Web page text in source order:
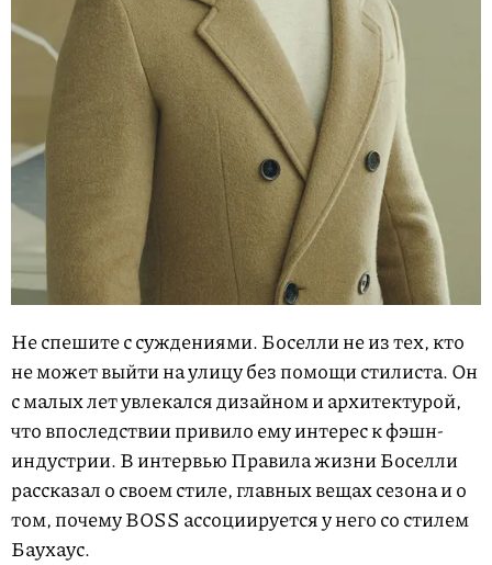
Не спешите с суждениями. Боселли не из тех, кто
не может выйти на улицу без помощи стилиста. Он
с малых лет увлекался дизайном и архитектурой,
что впоследствии привило ему интерес к фэшн-
индустрии. В интервью Правила жизни Боселли
рассказал о своем стиле, главных вещах сезона и о
том, почему BOSS ассоциируется у него со стилем
Баухаус.